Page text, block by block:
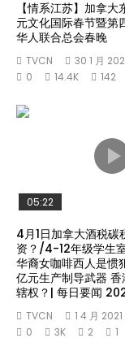
【情系江苏】加拿
元文化国际春节暨第
华人联合总会春晚
TVCN
30 1 月
0
14.4K 142
Later
05:22
4月1日加拿大酒税碳
资？/4-12年级学生
华裔女咖啡西人是惯
亿元生产制导武器
辖权？| 每日要闻
TVCN
1 4 月 2021
0
3K 2 1